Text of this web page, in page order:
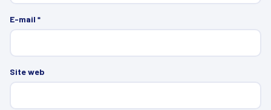
E-mail *
Site web